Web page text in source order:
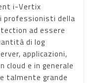
i-Vertix
professionisti della
ad essere
di log
applicazioni,
cloud e in generale
talmente grande